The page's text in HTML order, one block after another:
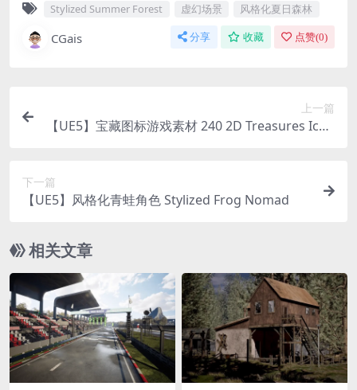
Stylized Summer Forest 虚幻场景 风格化夏日森林
CGais 分享 收藏 点赞(0)
上一篇
【UE5】宝藏图标游戏素材 240 2D Treasures Icon
下一篇
【UE5】风格化青蛙角色 Stylized Frog Nomad
相关文章